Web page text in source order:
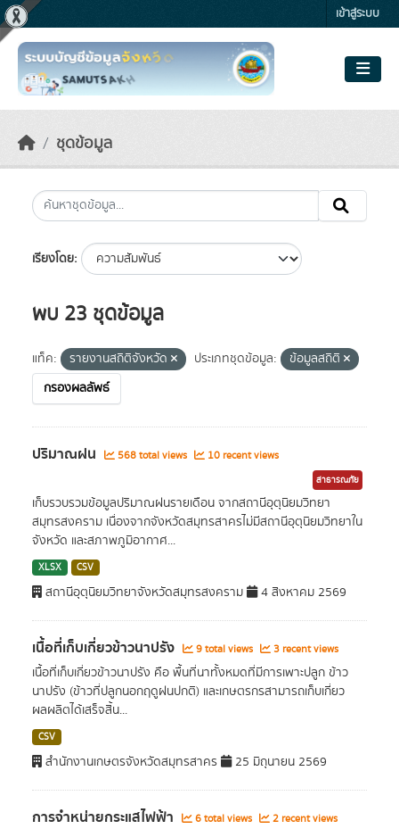
Skip to main content เข้าสู่ระบบ
ชุดข้อมูล
เรียงโดย
พบ 23 ชุดข้อมูล
แท็ค: รายงานสถิติจังหวัด ประเภทชุดข้อมูล:
ข้อมูลสถิติ
กรองผลลัพธ์
ปริมาณฝน 568 total views 10 recent views
สาธารณภัย
เก็บรวบรวมข้อมูลปริมาณฝนรายเดือน จากสถานีอุตุนิยมวิทยา
สมุทรสงคราม เนื่องจากจังหวัดสมุทรสาครไม่มีสถานีอุตุนิยมวิทยาใน
จังหวัด และสภาพภูมิอากาศ...
XLSX CSV
สถานีอุตุนิยมวิทยาจังหวัดสมุทรสงคราม 4 สิงหาคม 2569
เนื้อที่เก็บเกี่ยวข้าวนาปรัง 9 total views 3 recent views
เนื้อที่เก็บเกี่ยวข้าวนาปรัง คือ พื้นที่นาทั้งหมดที่มีการเพาะปลูก ข้าว
นาปรัง (ข้าวที่ปลูกนอกฤดูฝนปกติ) และเกษตรกรสามารถเก็บเกี่ยว
ผลผลิตได้เสร็จสิ้น...
CSV
สำนักงานเกษตรจังหวัดสมุทรสาคร 25 มิถุนายน 2569
การจำหน่ายกระแสไฟฟ้า 6 total views 2 recent views